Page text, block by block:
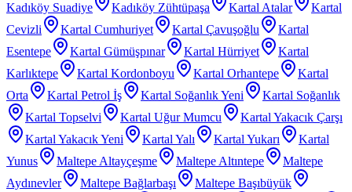
Kadıköy Suadiye
Kadıköy Zühtüpaşa Kartal Atalar
Kartal
Cevizli
Kartal Cumhuriyet Kartal Çavuşoğlu
Kartal
Esentepe
Kartal Gümüşpınar Kartal Hürriyet
Kartal
Karlıktepe
Kartal Kordonboyu Kartal Orhantepe
Kartal
Orta
Kartal Petrol İş Kartal Soğanlık Yeni
Kartal Soğanlık
Kartal Topselvi
Kartal Uğur Mumcu
Kartal Yakacık Çarşı
Kartal Yakacık Yeni
Kartal Yalı Kartal Yukarı
Kartal
Yunus
Maltepe Altayçeşme Maltepe Altıntepe
Maltepe
Aydınevler
Maltepe Bağlarbaşı
Maltepe Başıbüyük